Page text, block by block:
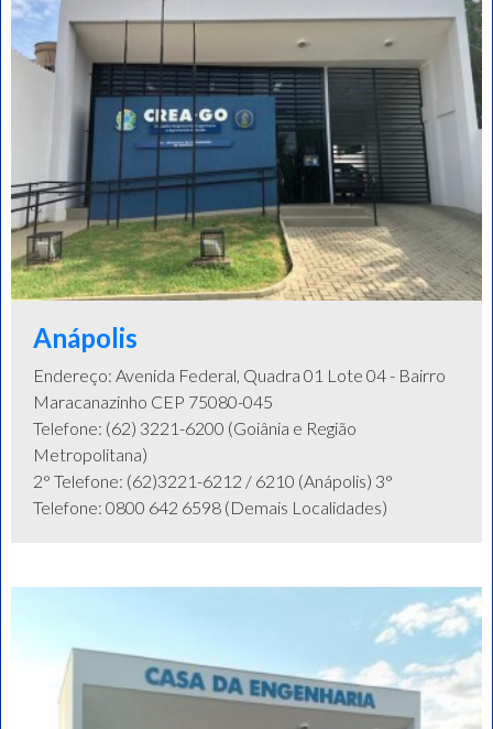
Anápolis
Endereço: Avenida Federal, Quadra 01 Lote 04 - Bairro
Maracanazinho CEP 75080-045
Telefone: (62) 3221-6200 (Goiânia e Região
Metropolitana)
2° Telefone: (62)3221-6212 / 6210 (Anápolis) 3°
Telefone: 0800 642 6598 (Demais Localidades)